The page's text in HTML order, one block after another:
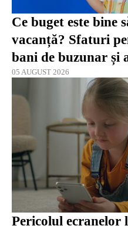
Ce buget este bine
vacanță? Sfaturi
bani de buzunar și
05 AUGUST 2026
Pericolul ecranelor